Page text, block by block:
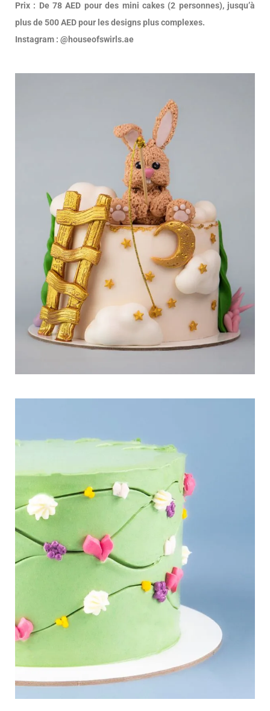
Prix : De 78 AED pour des mini cakes (2 personnes), jusqu’à
plus de 500 AED pour les designs plus complexes.
Instagram : @houseofswirls.ae